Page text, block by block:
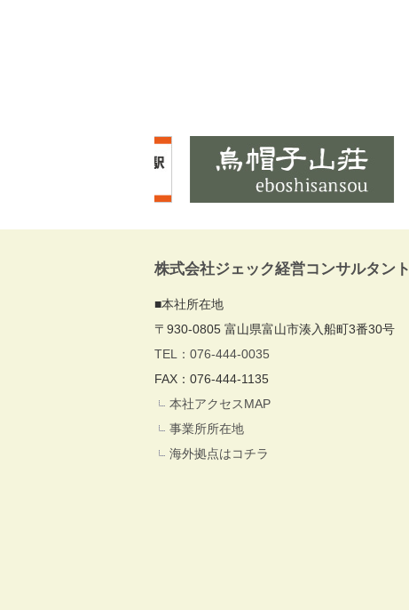
株式会社ジェック経営コンサルタント
■本社所在地
〒930-0805 富山県富山市湊入船町3番30号
TEL：076-444-0035
FAX：076-444-1135
本社アクセスMAP
事業所所在地
海外拠点はコチラ